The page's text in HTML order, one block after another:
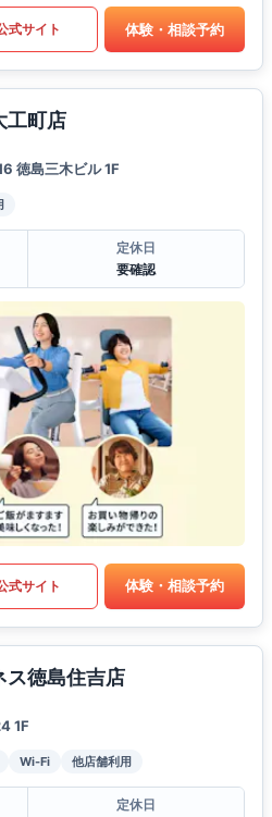
式サイト 体験・相談予約
工町店
徳島三木ビル 1F
定休日
要確認
式サイト 体験・相談予約
ス徳島住吉店
1F
Wi-Fi 他店舗利用
定休日